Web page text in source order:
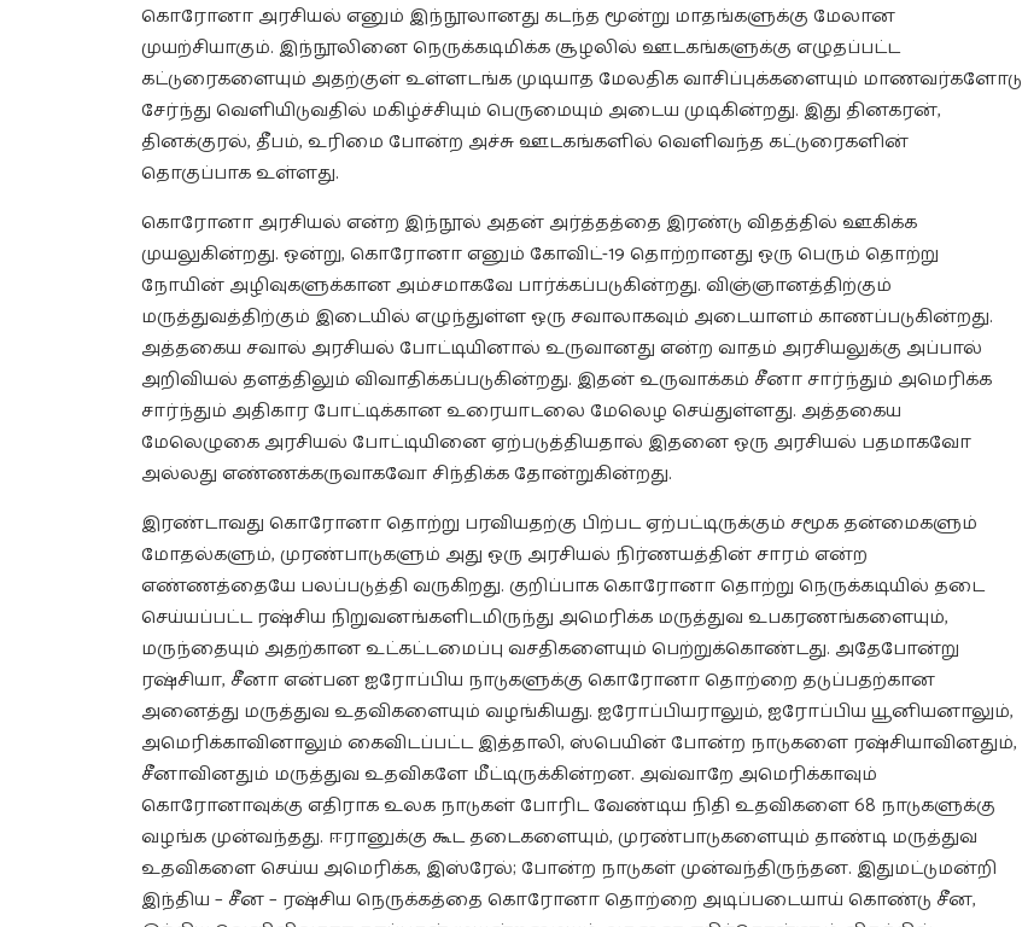
கொரோனா அரசியல் எனும் இந்நூலானது கடந்த மூன்று மாதங்களுக்கு மேலான
முயற்சியாகும். இந்நூலினை நெருக்கடிமிக்க சூழலில் ஊடகங்களுக்கு எழுதப்பட்ட
கட்டுரைகளையும் அதற்குள் உள்ளடங்க முடியாத மேலதிக வாசிப்புக்களையும் மாணவர்களோடு
சேர்ந்து வெளியிடுவதில் மகிழ்ச்சியும் பெருமையும் அடைய முடிகின்றது. இது தினகரன்,
தினக்குரல், தீபம், உரிமை போன்ற அச்சு ஊடகங்களில் வெளிவந்த கட்டுரைகளின்
தொகுப்பாக உள்ளது.
கொரோனா அரசியல் என்ற இந்நூல் அதன் அர்த்தத்தை இரண்டு விதத்தில் ஊகிக்க
முயலுகின்றது. ஒன்று, கொரோனா எனும் கோவிட்-19 தொற்றானது ஒரு பெரும் தொற்று
நோயின் அழிவுகளுக்கான அம்சமாகவே பார்க்கப்படுகின்றது. விஞ்ஞானத்திற்கும்
மருத்துவத்திற்கும் இடையில் எழுந்துள்ள ஒரு சவாலாகவும் அடையாளம் காணப்படுகின்றது.
அத்தகைய சவால் அரசியல் போட்டியினால் உருவானது என்ற வாதம் அரசியலுக்கு அப்பால்
அறிவியல் தளத்திலும் விவாதிக்கப்படுகின்றது. இதன் உருவாக்கம் சீனா சார்ந்தும் அமெரிக்க
சார்ந்தும் அதிகார போட்டிக்கான உரையாடலை மேலெழ செய்துள்ளது. அத்தகைய
மேலெழுகை அரசியல் போட்டியினை ஏற்படுத்தியதால் இதனை ஒரு அரசியல் பதமாகவோ
அல்லது எண்ணக்கருவாகவோ சிந்திக்க தோன்றுகின்றது.
இரண்டாவது கொரோனா தொற்று பரவியதற்கு பிற்பட ஏற்பட்டிருக்கும் சமூக தன்மைகளும்
மோதல்களும், முரண்பாடுகளும் அது ஒரு அரசியல் நிர்ணயத்தின் சாரம் என்ற
எண்ணத்தையே பலப்படுத்தி வருகிறது. குறிப்பாக கொரோனா தொற்று நெருக்கடியில் தடை
செய்யப்பட்ட ரஷ்சிய நிறுவனங்களிடமிருந்து அமெரிக்க மருத்துவ உபகரணங்களையும்,
மருந்தையும் அதற்கான உட்கட்டமைப்பு வசதிகளையும் பெற்றுக்கொண்டது. அதேபோன்று
ரஷ்சியா, சீனா என்பன ஐரோப்பிய நாடுகளுக்கு கொரோனா தொற்றை தடுப்பதற்கான
அனைத்து மருத்துவ உதவிகளையும் வழங்கியது. ஐரோப்பியராலும், ஐரோப்பிய யூனியனாலும்,
அமெரிக்காவினாலும் கைவிடப்பட்ட இத்தாலி, ஸ்பெயின் போன்ற நாடுகளை ரஷ்சியாவினதும்,
சீனாவினதும் மருத்துவ உதவிகளே மீட்டிருக்கின்றன. அவ்வாறே அமெரிக்காவும்
கொரோனாவுக்கு எதிராக உலக நாடுகள் போரிட வேண்டிய நிதி உதவிகளை 68 நாடுகளுக்கு
வழங்க முன்வந்தது. ஈரானுக்கு கூட தடைகளையும், முரண்பாடுகளையும் தாண்டி மருத்துவ
உதவிகளை செய்ய அமெரிக்க, இஸ்ரேல்; போன்ற நாடுகள் முன்வந்திருந்தன. இதுமட்டுமன்றி
இந்திய – சீன – ரஷ்சிய நெருக்கத்தை கொரோனா தொற்றை அடிப்படையாய் கொண்டு சீன,